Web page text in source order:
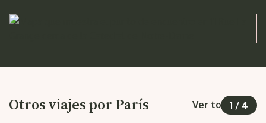
Otros viajes por París Ver todos
1 / 4